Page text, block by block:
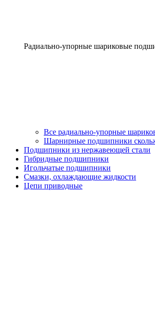
Радиально-упорные шариковые
Все радиально-упорные
Шарнирные подшипники
Подшипники из нержавеющей стали
Гибридные подшипники
Игольчатые подшипники
Смазки, охлаждающие жидкости
Цепи приводные